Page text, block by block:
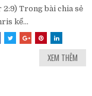
2:9) Trong bài chia sẻ
kể...
XEM THÊM